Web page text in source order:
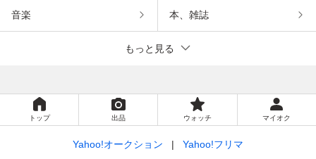
音楽 本、雑誌
もっと見る
トップ 出品 ウォッチ マイオク
Yahoo!オークション
Yahoo!フリマ